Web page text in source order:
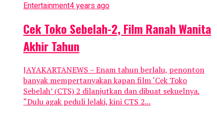
Entertainment4 years ago
Cek Toko Sebelah-2, Film Ranah Wanita
Akhir Tahun
JAYAKARTANEWS – Enam tahun berlalu, penonton
banyak mempertanyakan kapan film ‘Cek Toko
Sebelah’ (CTS) 2 dilanjutkan dan dibuat sekuelnya.
“Dulu agak peduli lelaki, kini CTS 2...